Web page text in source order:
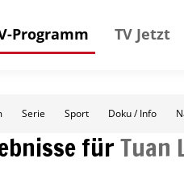
Programm TV Jetzt
Serie Sport Doku / Info
fürTuan